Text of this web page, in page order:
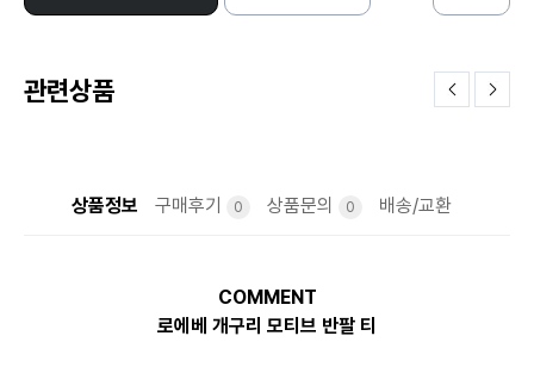
관련상품
상품정보 구매후기 0 상품문의 0 배송/교환
COMMENT
로에베 개구리 모티브 반팔 티